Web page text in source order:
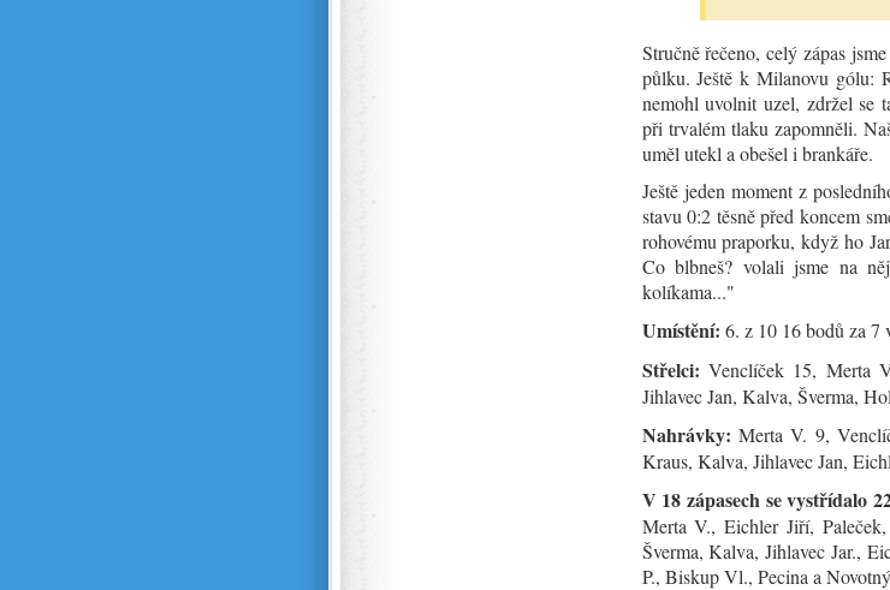
Stručně řečeno, celý zápas
půlku. Ještě k Milanovu gólu:
nemohl uvolnit uzel, zdržel se
při trvalém tlaku zapomněli.
uměl utekl a obešel i brankáře.
Ještě jeden moment z
stavu 0:2 těsně před koncem
rohovému praporku, když ho
Co blbneš? volali jsme na
kolíkama..."
Umístění: 6. z 10 16 bodů za 7
Střelci: Venclíček 15, Merta
Jihlavec Jan, Kalva, Šverma,
Nahrávky: Merta V. 9,
Kraus, Kalva, Jihlavec Jan,
V 18 zápasech se vystřídalo
Merta V., Eichler Jiří,
Šverma, Kalva, Jihlavec Jar.,
P., Biskup Vl., Pecina a